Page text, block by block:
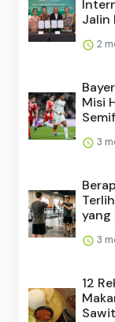
Jalin
2
Misi
3
yang
3
12